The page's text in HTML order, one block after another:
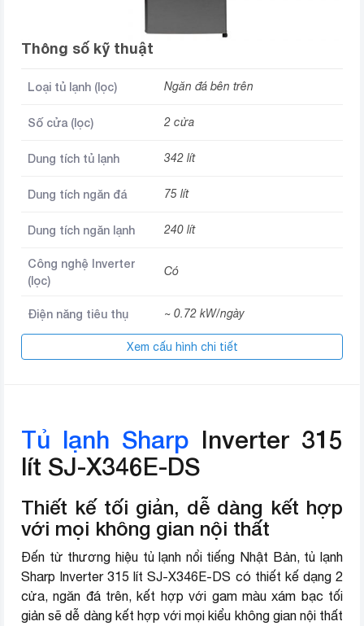
Thông số kỹ thuật
Loại tủ lạnh (lọc) Ngăn đá bên trên
Số cửa (lọc) 2 cửa
Dung tích tủ lạnh 342 lít
Dung tích ngăn đá 75 lít
Dung tích ngăn lạnh 240 lít
Công nghệ Inverter
(lọc)
Có
Điện năng tiêu thụ ~ 0.72 kW/ngày
khuẩn
Bộ lọc với các phân tử Ag+Cu
Chất liệu cửa tủ Kim loại phủ sơn tĩnh điện
Nơi sản xuất Thái Lan
Năm ra mắt 2016
Thương hiệu (lọc) Sharp
Xem cấu hình chi tiết
Tủ lạnh Sharp Inverter 315
lít SJ-X346E-DS
Thiết kế tối giản, dễ dàng kết hợp
với mọi không gian nội thất
Đến từ thương hiệu tủ lạnh nổi tiếng Nhật Bản, tủ lạnh
Sharp Inverter 315 lít SJ-X346E-DS có thiết kế dạng 2
cửa, ngăn đá trên, kết hợp với gam màu xám bạc tối
giản sẽ dễ dàng kết hợp với mọi kiểu không gian nội thất